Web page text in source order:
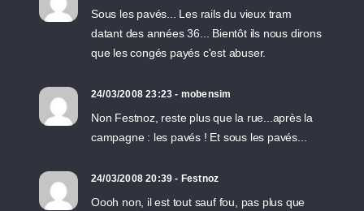
Sous les pavés... Les rails du vieux tram
datant des années 36... Bientôt ils nous dirons
que les congés payés c'est abuser.
24/03/2008 23:23 - mobensim
Non Festnoz, reste plus que la rue...après la
campagne : les pavés ! Et sous les pavés...
24/03/2008 20:39 - Festnoz
Oooh non, il est tout sauf fou, pas plus que